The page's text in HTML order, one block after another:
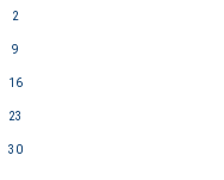
2
9
16
23
30